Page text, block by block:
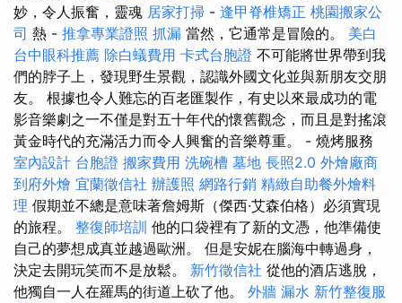
妙，令人振奮，靈魂 居家打掃 - 逢甲脊椎矯正 桃園搬家公
司 熱 - 推拿專業證照 抓漏 當然，它通常是冒險的。 美白
台中眼科推薦 除白蟻費用 卡式台胞證 不可能將世界帶到我
們的脖子上，發現野生景觀，認識外國文化並與新朋友交朋
友。 根據也令人難忘的百老匯製作，有史以來最成功的電
影音樂劇之一不僅是對五十年代的懷舊觀念，而且是對搖滾
黃金時代的充滿活力而令人興奮的音樂尊重。 - 燒烤服務
室內設計 台胞證 搬家費用 洗碗槽 墓地 長照2.0 外燴廠商
到府外燴 宜蘭徵信社 辦護照 網路行銷 精緻自助餐外燴料
理 假期並不總是意味著詹姆斯（傑西·艾森伯格）必須實現
的旅程。 整復師培訓 他的口袋裡有了新的文憑，他準備使
自己的夢想成真並越過歐洲。 但是安妮在腦海中轉過身，
決定去開玩笑而不是放鬆。 新竹徵信社 從他的酒店逃脫，
他獨自一人在羅馬的街道上砍了他。 外牆 漏水 新竹整復服